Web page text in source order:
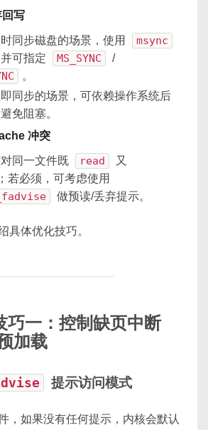
写
同步磁盘的场景，使用 msync
可指定 MS_SYNC /
。
同步的场景，可依赖操作系统后
免阻塞。
冲突
同一文件既 read 又
；若必须，可考虑使用
做预读/丢弃提示。
具体优化技巧。
巧一：控制缺页中断
加载
提示访问模式
，如果没有任何提示，内核会默认